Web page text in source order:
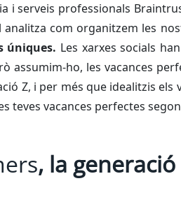
i serveis professionals
com organitzem les
úniques. Les xarxes socials
assumim-ho, les vacances
Z, i per més que idealitzis
teves vacances perfectes
, la